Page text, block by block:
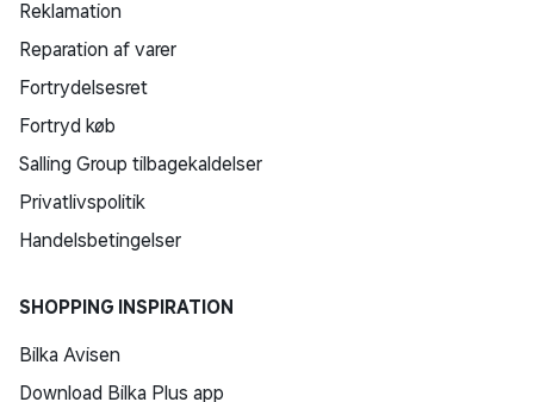
Reklamation
Reparation af varer
Fortrydelsesret
Fortryd køb
Salling Group tilbagekaldelser
Privatlivspolitik
Handelsbetingelser
SHOPPING INSPIRATION
Bilka Avisen
Download Bilka Plus app